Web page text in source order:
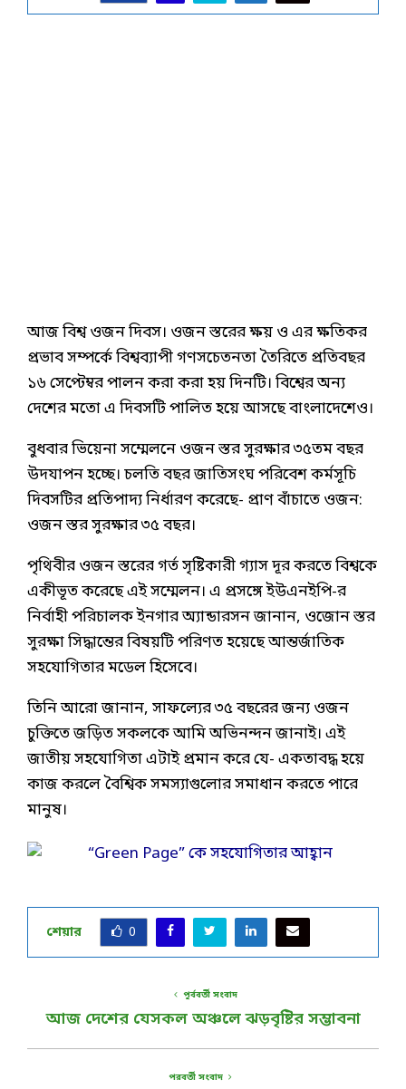
আজ বিশ্ব ওজন দিবস। ওজন স্তরের ক্ষয় ও এর ক্ষতিকর
প্রভাব সম্পর্কে বিশ্বব্যাপী গণসচেতনতা তৈরিতে প্রতিবছর
১৬ সেপ্টেম্বর পালন করা করা হয় দিনটি। বিশ্বের অন্য
দেশের মতো এ দিবসটি পালিত হয়ে আসছে বাংলাদেশেও।
বুধবার ভিয়েনা সম্মেলনে ওজন স্তর সুরক্ষার ৩৫তম বছর
উদযাপন হচ্ছে। চলতি বছর জাতিসংঘ পরিবেশ কর্মসূচি
দিবসটির প্রতিপাদ্য নির্ধারণ করেছে- প্রাণ বাঁচাতে ওজন:
ওজন স্তর সুরক্ষার ৩৫ বছর।
পৃথিবীর ওজন স্তরের গর্ত সৃষ্টিকারী গ্যাস দূর করতে বিশ্বকে
একীভূত করেছে এই সম্মেলন। এ প্রসঙ্গে ইউএনইপি-র
নির্বাহী পরিচালক ইনগার অ্যান্ডারসন জানান, ওজোন স্তর
সুরক্ষা সিদ্ধান্তের বিষয়টি পরিণত হয়েছে আন্তর্জাতিক
সহযোগিতার মডেল হিসেবে।
তিনি আরো জানান, সাফল্যের ৩৫ বছরের জন্য ওজন
চুক্তিতে জড়িত সকলকে আমি অভিনন্দন জানাই। এই
জাতীয় সহযোগিতা এটাই প্রমান করে যে- একতাবদ্ধ হয়ে
কাজ করলে বৈশ্বিক সমস্যাগুলোর সমাধান করতে পারে
মানুষ।
শেয়ার 0
পূর্ববর্তী সংবাদ
আজ দেশের যেসকল অঞ্চলে ঝড়বৃষ্টির সম্ভাবনা
পরবর্তী সংবাদ